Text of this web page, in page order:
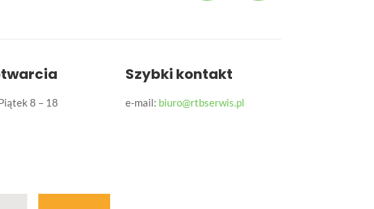
8 – 18
Szybki kontakt
e-mail: biuro@rtbserwis.pl